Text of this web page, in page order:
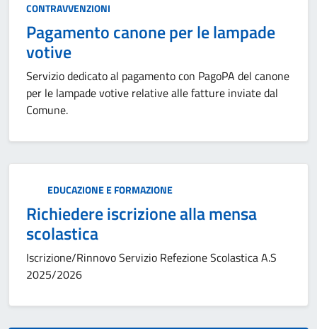
CONTRAVVENZIONI
Pagamento canone per le lampade
votive
Servizio dedicato al pagamento con PagoPA del canone
per le lampade votive relative alle fatture inviate dal
Comune.
Categoria:
EDUCAZIONE E FORMAZIONE
Richiedere iscrizione alla mensa
scolastica
Iscrizione/Rinnovo Servizio Refezione Scolastica A.S
2025/2026